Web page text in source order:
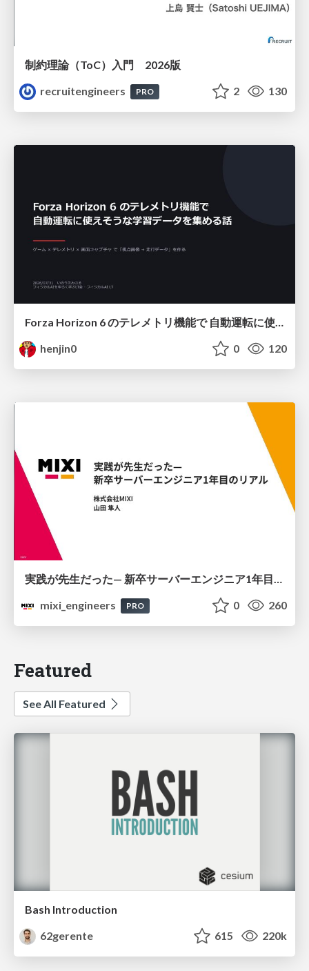
制約理論（ToC）入門 2026版
recruitengineers
PRO 2 130
henjin0
0 120
実践が先生だった— 新卒サーバーエンジニア1年目のリアル
mixi_engineers
PRO 0 260
Featured
See All Featured
Bash Introduction
62gerente
615 220k